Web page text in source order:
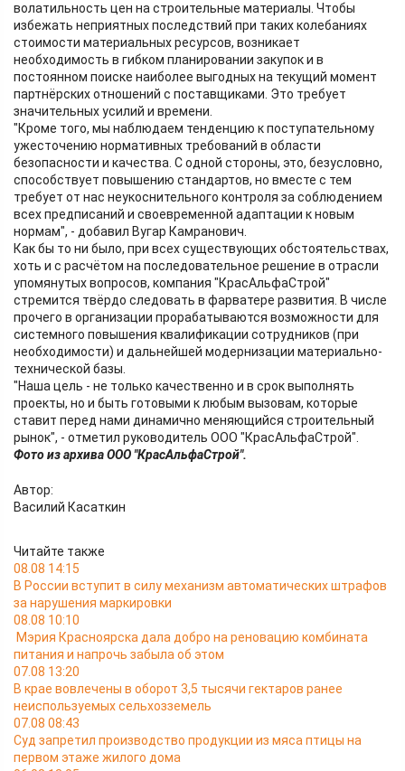
волатильность цен на строительные материалы. Чтобы
избежать неприятных последствий при таких колебаниях
стоимости материальных ресурсов, возникает
необходимость в гибком планировании закупок и в
постоянном поиске наиболее выгодных на текущий момент
партнёрских отношений с поставщиками. Это требует
значительных усилий и времени.
"Кроме того, мы наблюдаем тенденцию к поступательному
ужесточению нормативных требований в области
безопасности и качества. С одной стороны, это, безусловно,
способствует повышению стандартов, но вместе с тем
требует от нас неукоснительного контроля за соблюдением
всех предписаний и своевременной адаптации к новым
нормам", - добавил Вугар Камранович.
Как бы то ни было, при всех существующих обстоятельствах,
хоть и с расчётом на последовательное решение в отрасли
упомянутых вопросов, компания "КрасАльфаСтрой"
стремится твёрдо следовать в фарватере развития. В числе
прочего в организации прорабатываются возможности для
системного повышения квалификации сотрудников (при
необходимости) и дальнейшей модернизации материально-
технической базы.
"Наша цель - не только качественно и в срок выполнять
проекты, но и быть готовыми к любым вызовам, которые
ставит перед нами динамично меняющийся строительный
рынок", - отметил руководитель ООО "КрасАльфаСтрой".
Фото из архива ООО "КрасАльфаСтрой".
Автор:
Василий Касаткин
Читайте также
08.08 14:15
В России вступит в силу механизм автоматических штрафов
за нарушения маркировки
08.08 10:10
Мэрия Красноярска дала добро на реновацию комбината
питания и напрочь забыла об этом
07.08 13:20
В крае вовлечены в оборот 3,5 тысячи гектаров ранее
неиспользуемых сельхозземель
07.08 08:43
Суд запретил производство продукции из мяса птицы на
первом этаже жилого дома